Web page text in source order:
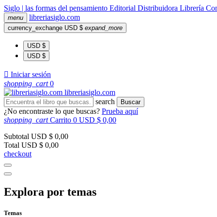
Siglo | las formas del pensamiento Editorial Distribuidora Librería
menu libreriasiglo.com
currency_exchange USD $ expand_more
USD $
USD $
 Iniciar sesión
shopping_cart 0
libreriasiglo.com
search
Buscar
¿No encontraste lo que buscas? Prueba aquí
shopping_cart Carrito 0 USD $ 0,00
Subtotal USD $ 0,00
Total USD $ 0,00
checkout
Explora por temas
Temas